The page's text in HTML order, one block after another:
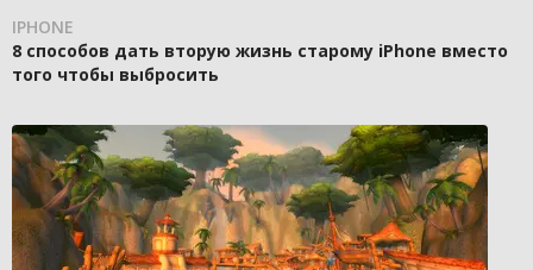
IPHONE
8 способов дать вторую жизнь старому iPhone вместо
того чтобы выбросить